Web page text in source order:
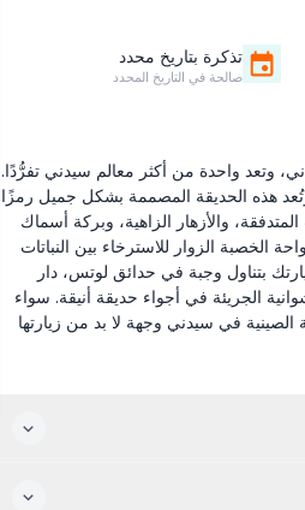
تذكرة بتاريخ محدد
صالحة في التاريخ المحدد
وتعد واحدة من أكثر معالم سيدني تفرُّدًا.
وتُعد هذه الحديقة المصممة بشكل جميل رمزًا
والأزهار الزاهية، وبركة أسماك
الخصبة الزوار للاسترخاء بين النباتات
بتناول وجبة في حدائق لوتس، دار
الجريئة في أجواء حديقة أنيقة. سواء
في سيدني وجهة لا بد من زيارتها